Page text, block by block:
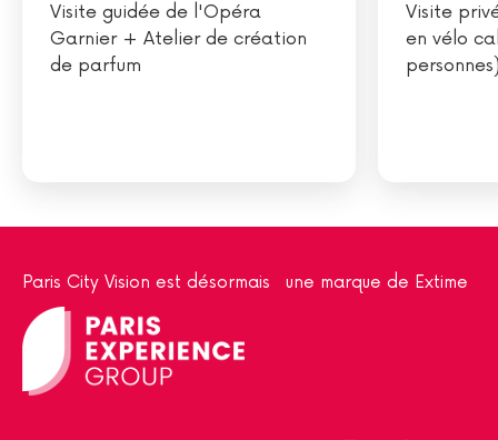
Visite guidée de l'Opéra
Garnier + Atelier de création
de parfum
Visite
en vélo
Paris City Vision est désormais une marque de Extime